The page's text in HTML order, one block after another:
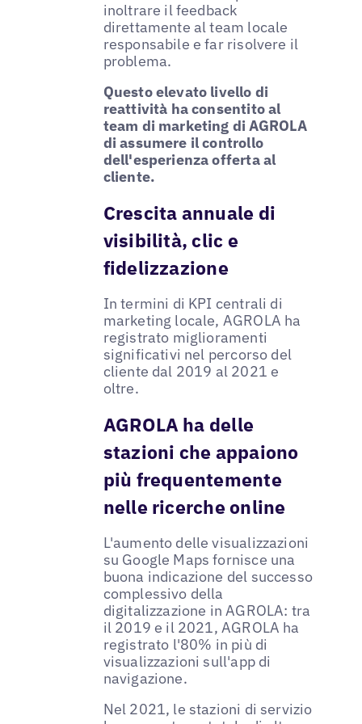
inoltrare il feedback
direttamente al team locale
responsabile e far risolvere il
problema.
Questo elevato livello di
reattività ha consentito al
team di marketing di AGROLA
di assumere il controllo
dell'esperienza offerta al
cliente.
Crescita annuale di
visibilità, clic e
fidelizzazione
In termini di KPI centrali di
marketing locale, AGROLA ha
registrato miglioramenti
significativi nel percorso del
cliente dal 2019 al 2021 e
oltre.
AGROLA ha delle
stazioni che appaiono
più frequentemente
nelle ricerche online
L'aumento delle visualizzazioni
su Google Maps fornisce una
buona indicazione del successo
complessivo della
digitalizzazione in AGROLA: tra
il 2019 e il 2021, AGROLA ha
registrato l'80% in più di
visualizzazioni sull'app di
navigazione.
Nel 2021, le stazioni di servizio